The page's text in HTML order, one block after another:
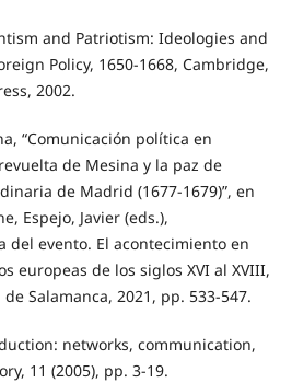
and Patriotism: Ideologies and
Policy, 1650-1668, Cambridge,
2002.
“Comunicación política en
de Mesina y la paz de
de Madrid (1677-1679)”, en
Espejo, Javier (eds.),
del evento. El acontecimiento en
europeas de los siglos XVI al XVIII,
Salamanca, 2021, pp. 533-547.
networks, communication,
11 (2005), pp. 3-19.